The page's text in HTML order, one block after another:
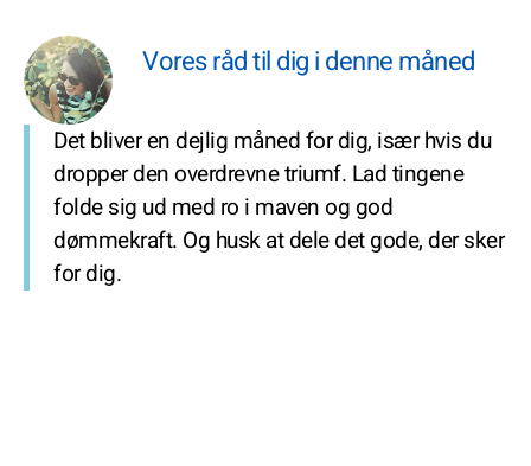
Vores råd til dig i denne måned
Det bliver en dejlig måned for dig, især hvis du
dropper den overdrevne triumf. Lad tingene
folde sig ud med ro i maven og god
dømmekraft. Og husk at dele det gode, der sker
for dig.